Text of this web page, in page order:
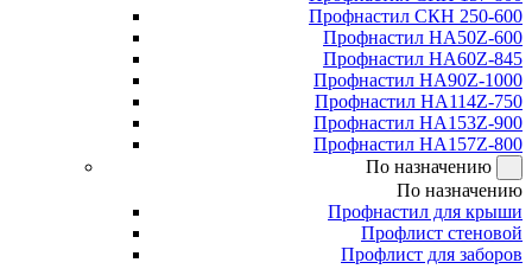
Профнастил СКН 250-600
Профнастил НА50Z-600
Профнастил НА60Z-845
Профнастил НА90Z-1000
Профнастил НА114Z-750
Профнастил НА153Z-900
Профнастил НА157Z-800
По назначению
По назначению
Профнастил для крыши
Профлист стеновой
Профлист для заборов